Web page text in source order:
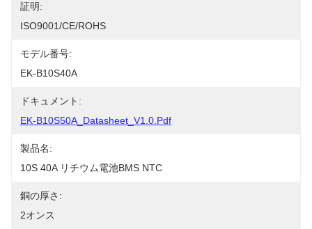
証明:
ISO9001/CE/ROHS
モデル番号:
EK-B10S40A
ドキュメント:
EK-B10S50A_Datasheet_V1.0.pdf
製品名:
10S 40A リチウム電池BMS NTC
銅の厚さ:
2オンス